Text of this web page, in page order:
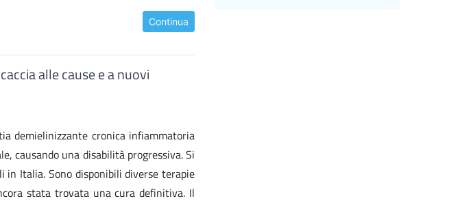
Continua
alle cause e a nuovi
demielinizzante cronica infiammatoria
causando una disabilità progressiva. Si
Italia. Sono disponibili diverse terapie
stata trovata una cura definitiva. Il